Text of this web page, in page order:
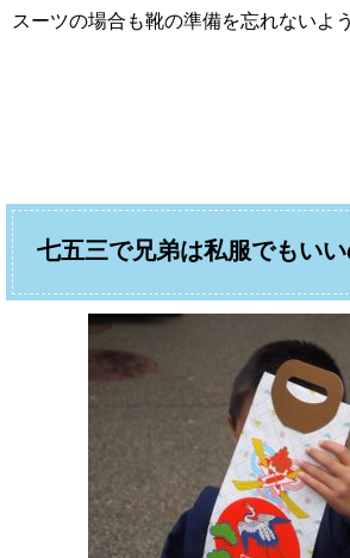
スーツの場合も靴の準備を忘れないよ
七五三で兄弟は私服でもいい